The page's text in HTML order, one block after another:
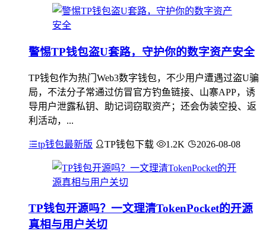
警惕TP钱包盗U套路，守护你的数字资产安全
TP钱包作为热门Web3数字钱包，不少用户遭遇过盗U骗
局，不法分子常通过仿冒官方钓鱼链接、山寨APP，诱
导用户泄露私钥、助记词窃取资产；还会伪装空投、返
利活动，...
tp钱包最新版 TP钱包下载 1.2K 2026-08-08
TP钱包开源吗？一文理清TokenPocket的开源
真相与用户关切